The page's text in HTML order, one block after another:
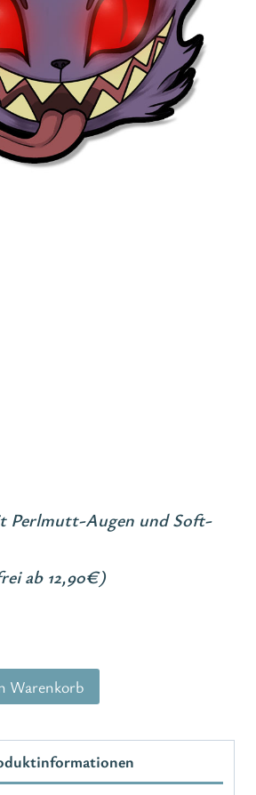
Perlmutt-Augen und Soft-
ab 12,90€)
Warenkorb